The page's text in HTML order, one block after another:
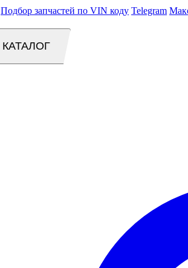
Подбор запчастей по VIN коду Telegram
КАТАЛОГ